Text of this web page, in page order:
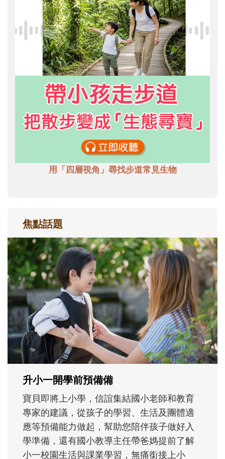
用「四層視角」尋找步道常見生物
焦點話題
和孩子一起長大的那個男人│讀懂父親的
不同模樣
沒有人天生就擅長當爸爸！男人總是在一次
次「前所未有」的體驗中，跟著孩子一起長
大。從給予安全感的肢體遊戲，到獨立自
主、角色認同及解決問題的能力養成。爸爸
正嘗試用不同的模樣，參與孩子每個重要的